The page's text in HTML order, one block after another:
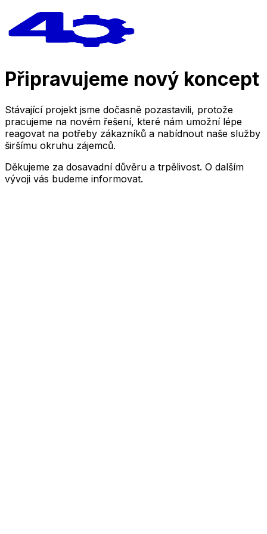
Připravujeme nový koncept
Stávající projekt jsme dočasně pozastavili, protože
pracujeme na novém řešení, které nám umožní lépe
reagovat na potřeby zákazníků a nabídnout naše služby
širšímu okruhu zájemců.
Děkujeme za dosavadní důvěru a trpělivost. O dalším
vývoji vás budeme informovat.